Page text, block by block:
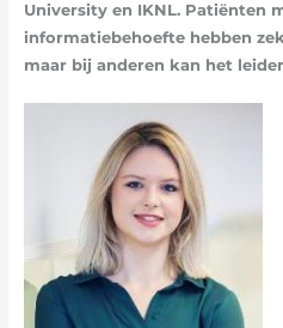
University en IKNL. Patiënten
informatiebehoefte hebben
maar bij anderen kan het